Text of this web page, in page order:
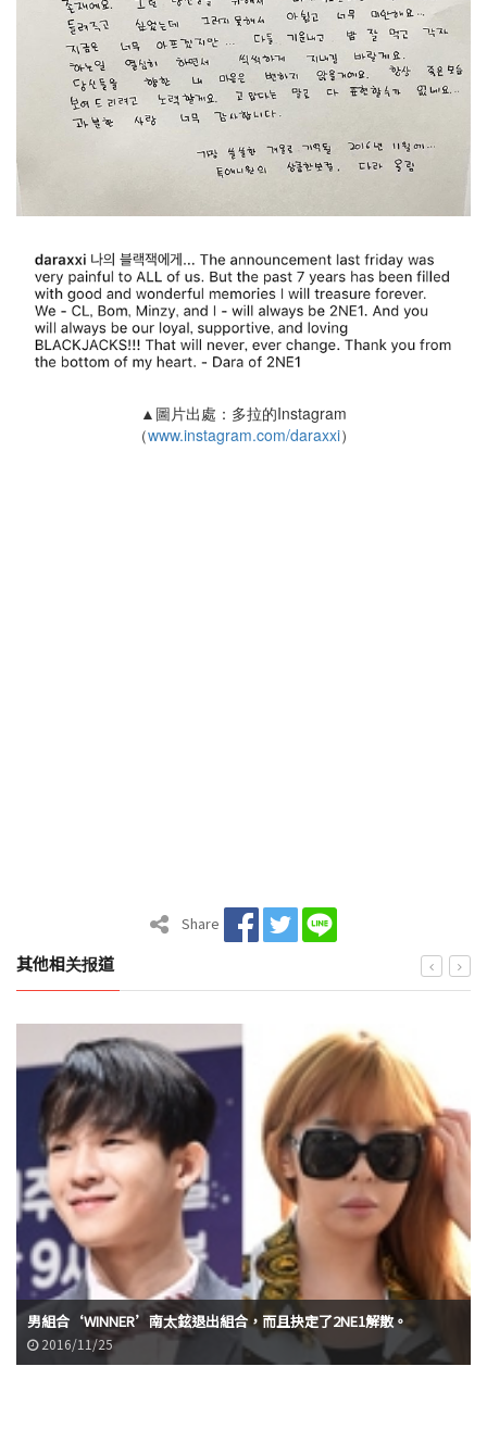
▲圖片出處：多拉的Instagram
（www.instagram.com/daraxxi）
Share
其他相关报道
男組合‘WINNER’南太鉉退出組合，而且抉定了2NE1解散。
2016/11/25